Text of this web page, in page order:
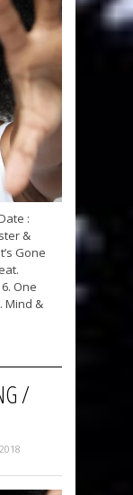
:
&
Gone
One
Mind &
/